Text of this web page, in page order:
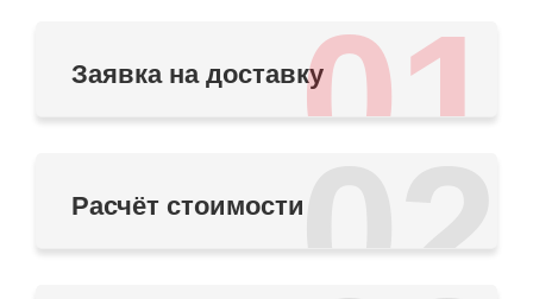
01
Заявка на доставку
02
Расчёт стоимости